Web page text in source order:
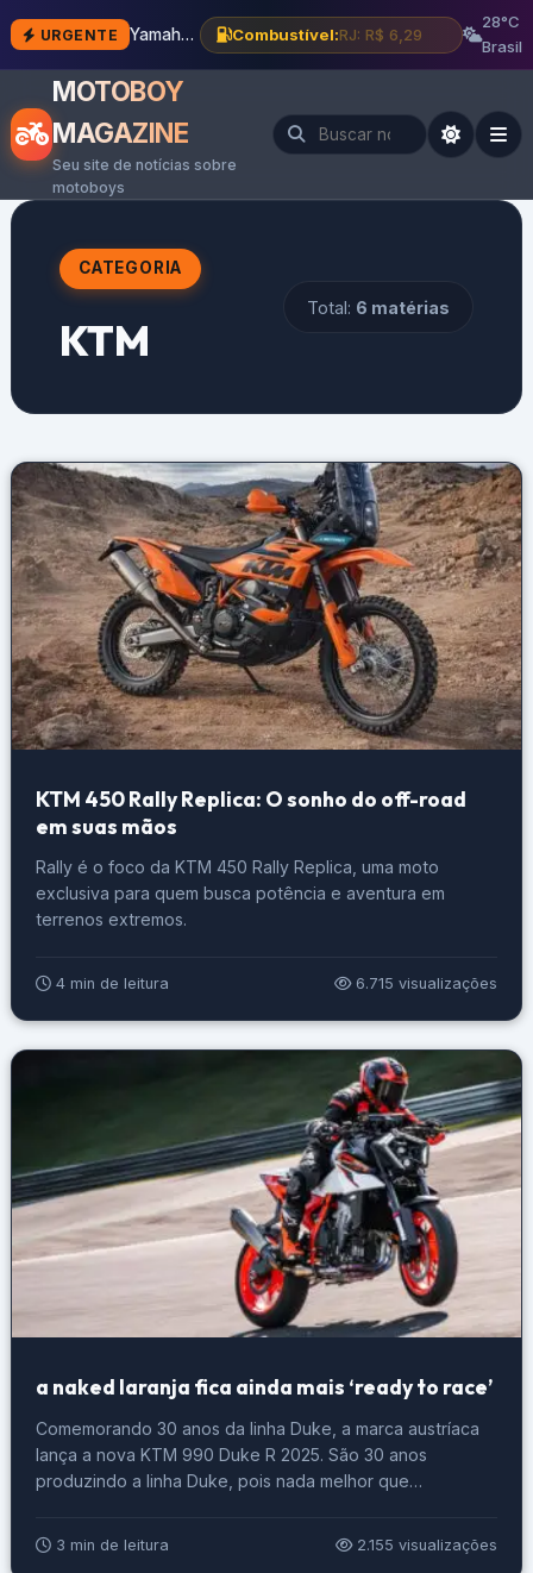
URGENTE Yamaha XMAX 300 Connected 2027: novidades e preço Combustível:BH: R$ 6,12
28°C
Brasil
MOTOBOY
MAGAZINE
Seu site de notícias sobre
motoboys
CATEGORIA
KTM
Total: 6 matérias
KTM 450 Rally Replica: O sonho do off-road
em suas mãos
Rally é o foco da KTM 450 Rally Replica, uma moto
exclusiva para quem busca potência e aventura em
terrenos extremos.
4 min de leitura 6.715 visualizações
a naked laranja fica ainda mais ‘ready to race’
Comemorando 30 anos da linha Duke, a marca austríaca
lança a nova KTM 990 Duke R 2025. São 30 anos
produzindo a linha Duke, pois nada melhor que
parâmetros Ready to Race. A nova KTM 990 Duke R
2025. Foto: Divulgação Esse novo modelo se destaca por
3 min de leitura 2.155 visualizações